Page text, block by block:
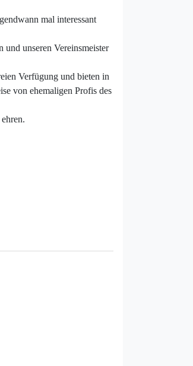
mal interessant
und unseren Vereinsmeister
Verfügung und bieten in
von ehemaligen Profis des